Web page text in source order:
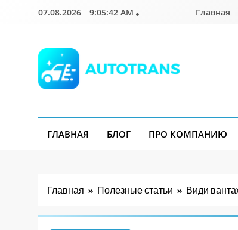
07.08.2026 9:05:44 AM Главная
ГЛАВНАЯ БЛОГ ПРО КОМПАНИЮ
Главная Полезные статьи Види